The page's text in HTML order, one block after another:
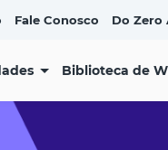
Fale Conosco Do Zero
Biblioteca de